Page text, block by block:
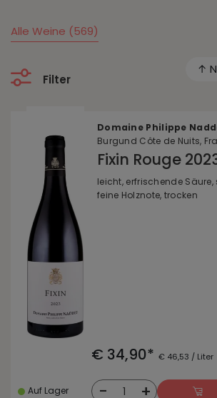
Alle Weine (569)
Filter
↑
Domaine Philippe
Burgund Côte de Nuits,
Fixin Rouge
leicht, erfrischende
feine Holznote, trocken
€ 34,90* € 46,53 / Liter
Auf Lager - 1 +